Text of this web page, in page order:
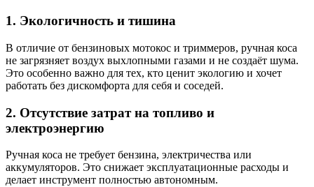
1. Экологичность и тишина
В отличие от бензиновых мотокос и триммеров, ручная коса
не загрязняет воздух выхлопными газами и не создаёт шума.
Это особенно важно для тех, кто ценит экологию и хочет
работать без дискомфорта для себя и соседей.
2. Отсутствие затрат на топливо и
электроэнергию
Ручная коса не требует бензина, электричества или
аккумуляторов. Это снижает эксплуатационные расходы и
делает инструмент полностью автономным.